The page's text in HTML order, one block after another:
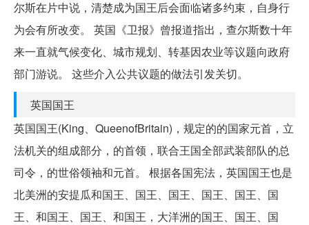
尔斯在片中说，清楚成为国王后会面临诸多约束，自身行
为会有所改变。 英国《卫报》曾报道指出，查尔斯数十年
来一直就气候变化、城市规划、转基因农业等议题向政府
部门游说。 这些介入公共议题的做法引发关切。
英国国王
英国国王(King、QueenofBritain)，规定的的国家元首，立
法机关的组成部分，的首领，联合王国全部武装部队的总
司令，的世俗领袖和元首。 根据各国宪法，英国国王也是
北美洲的安提瓜和国王、国王、国王、国王、国王、国
王、和国王、国王、和国王，大洋洲的国王、国王、国